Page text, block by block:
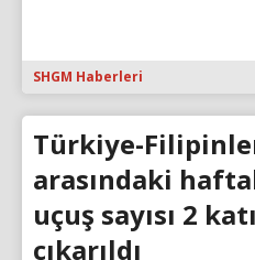
SHGM Haberleri
Türkiye-
arasındaki
uçuş sayısı 2
çıkarıldı